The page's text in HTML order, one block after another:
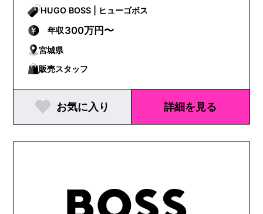
HUGO BOSS | ヒューゴボス
年収300万円〜
宮城県
販売スタッフ
お気に入り 詳細を見る